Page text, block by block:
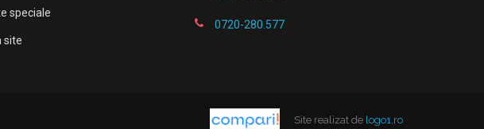
speciale
site
0720-280.577
Site realizat de logo1.ro